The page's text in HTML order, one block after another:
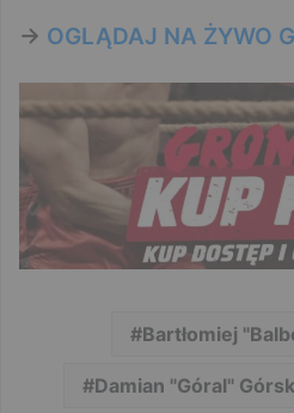
-> OGLĄDAJ NA ŻYWO
Bartłomiej
Damian "Góral"